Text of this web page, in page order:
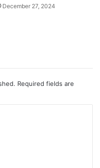
December 27, 2024
Required fields are